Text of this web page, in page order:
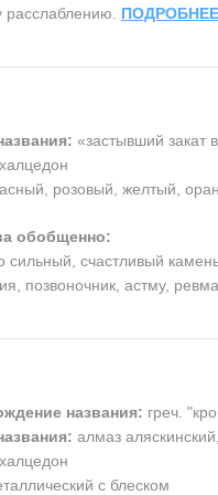
расслаблению. ПОДРОБНЕЕ
«застывший закат
халцедон
розовый, желтый,
обобщенно:
счастливый
позвоночник, астму,
названия: греч.
алмаз
халцедон
с блеском